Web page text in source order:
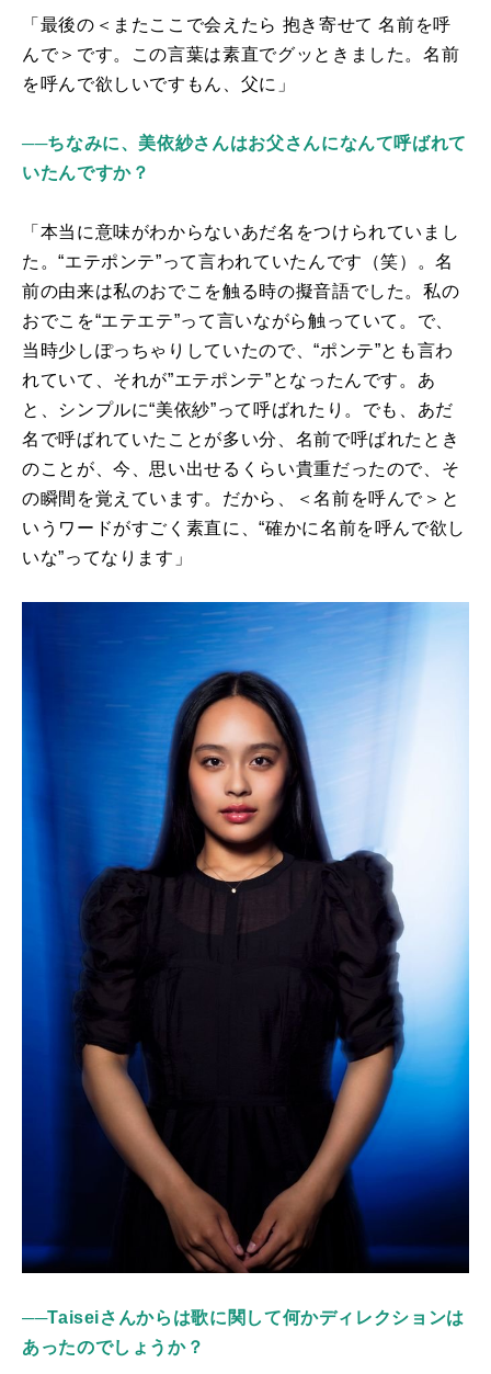
「最後の＜またここで会えたら 抱き寄せて 名前を呼
んで＞です。この言葉は素直でグッときました。名前
を呼んで欲しいですもん、父に」
──ちなみに、美依紗さんはお父さんになんて呼ばれて
いたんですか？
「本当に意味がわからないあだ名をつけられていまし
た。“エテポンテ”って言われていたんです（笑）。名
前の由来は私のおでこを触る時の擬音語でした。私の
おでこを“エテエテ”って言いながら触っていて。で、
当時少しぽっちゃりしていたので、“ポンテ”とも言わ
れていて、それが”エテポンテ”となったんです 。あ
と、シンプルに“美依紗”って呼ばれたり。でも、あだ
名で呼ばれていたことが多い分、名前で呼ばれたとき
のことが、今、思い出せるくらい貴重だったので、そ
の瞬間を覚えています。だから、＜名前を呼んで＞と
いうワードがすごく素直に、“確かに名前を呼んで欲し
いな”ってなります」
──Taiseiさんからは歌に関して何かディレクションは
あったのでしょうか？